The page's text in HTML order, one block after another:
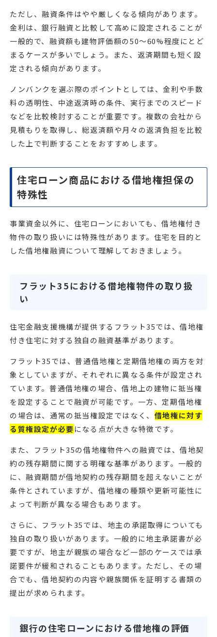
ただし、融資条件はやや厳しくなる傾向があります。
金利は、銀行融資と比較して高めに設定されることが
一般的で、融資額も建物評価額の50〜60%程度にとど
まるケースが多いでしょう。また、返済期間も短く設
定される傾向があります。
ノンバンクを選ぶ際のポイントとしては、金利や手数
料の透明性、中途返済時の条件、実行までのスピード
などを比較検討することが重要です。複数の会社から
見積もりを取得し、総返済額や月々の返済負担を比較
した上で判断することをおすすめします。
住宅ローン商品における借地権担保の
特殊性
事業資金以外に、住宅ローンにおいても、借地権付き
物件の取り扱いには特殊性があります。住宅を目的と
した借地権融資について理解しておきましょう。
フラット35における借地権物件の取り扱
い
住宅金融支援機構が提供するフラット35では、借地権
付き住宅に対する独自の融資基準があります。
フラット35では、普通借地権と定期借地権の両方を対
象としていますが、それぞれに異なる条件が設定され
ています。普通借地権の場合、借地上の建物に抵当権
を設定することで融資が可能です。一方、定期借地権
の場合は、通常の抵当権設定ではなく、 借地権に対す
る質権設定が必要になる点が大きな特徴です。
また、フラット35の借地権物件への融資では、借地契
約の残存期間に関する明確な基準があります。一般的
に、融資期間が借地契約の残存期間を超えないことが
条件とされていますが、借地権の種類や更新可能性に
よって判断が異なる場合もあります。
さらに、フラット35では、地主の承諾取得についても
独自の取り扱いがあります。一般的に地主承諾書が必
要ですが、地主が親族の場合など一部のケースでは承
諾要件が緩和されることもあります。ただし、その場
合でも、借地契約の内容や親族関係を証明する書類の
提出が求められます。
銀行の住宅ローンにおける借地権の評価